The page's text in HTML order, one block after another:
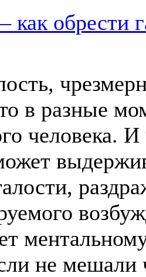
как обрести
в разные
человека. И
не мешали